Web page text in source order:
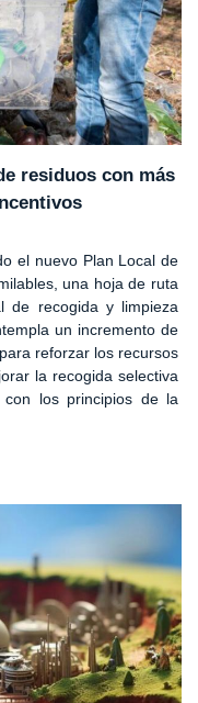
residuos con más
el nuevo Plan Local de
una hoja de ruta
de recogida y limpieza
un incremento de
reforzar los recursos
la recogida selectiva
los principios de la